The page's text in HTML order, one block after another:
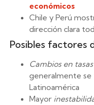
económicos
Chile y Perú
dirección clara
Posibles factores
Cambios en
generalmente se
Latinoamérica
Mayor